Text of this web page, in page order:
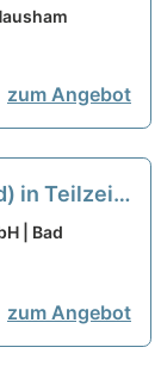
zum Angebot
in Teilzeit
| Bad
zum Angebot